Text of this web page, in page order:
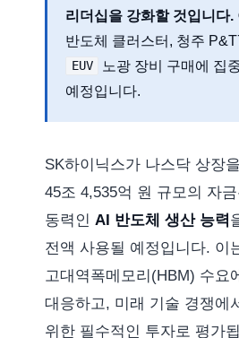
리더십을 강화할 것입니다.
반도체 클러스터, 청주
EUV
노광 장비 구매에 집
예정입니다.
SK하이닉스가 나스닥 상장
45조 4,535억 원 규모의 자
동력인 AI 반도체 생산 능력
전액 사용될 예정입니다. 이
고대역폭메모리(HBM) 수요
대응하고, 미래 기술 경쟁에
위한 필수적인 투자로 평가